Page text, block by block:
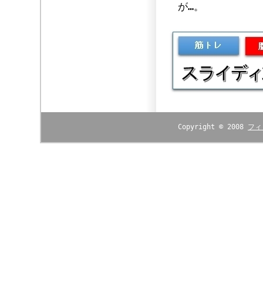
が…。
Copyright © 2008 フ